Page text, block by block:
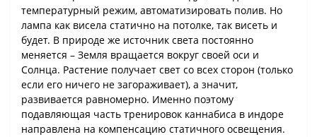
температурный режим, автоматизировать полив. Но
лампа как висела статично на потолке, так висеть и
будет. В природе же источник света постоянно
меняется – Земля вращается вокруг своей оси и
Солнца. Растение получает свет со всех сторон (только
если его ничего не загораживает), а значит,
развивается равномерно. Именно поэтому
подавляющая часть тренировок каннабиса в индоре
направлена на компенсацию статичного освещения.